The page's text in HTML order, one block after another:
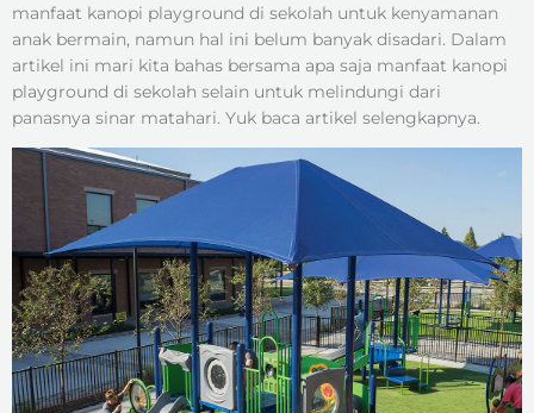
manfaat kanopi playground di sekolah untuk kenyamanan
anak bermain, namun hal ini belum banyak disadari. Dalam
artikel ini mari kita bahas bersama apa saja manfaat kanopi
playground di sekolah selain untuk melindungi dari
panasnya sinar matahari. Yuk baca artikel selengkapnya.